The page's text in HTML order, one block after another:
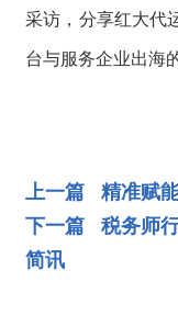
采访，分享红大代
台与服务企业出海
上一篇 精准赋
下一篇 税务师
简讯